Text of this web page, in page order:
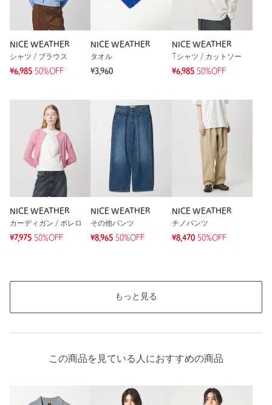
NICE WEATHER
シャツ / ブラウス
¥6,985 50%OFF
NICE WEATHER
タオル
¥3,960
NICE WEATHER
Tシャツ / カットソー
¥6,985 50%OFF
NICE WEATHER
カーディガン / ボレロ
¥7,975 50%OFF
NICE WEATHER
その他パンツ
¥8,965 50%OFF
NICE WEATHER
チノパンツ
¥8,470 50%OFF
もっと見る
この商品を見ている人におすすめの商品